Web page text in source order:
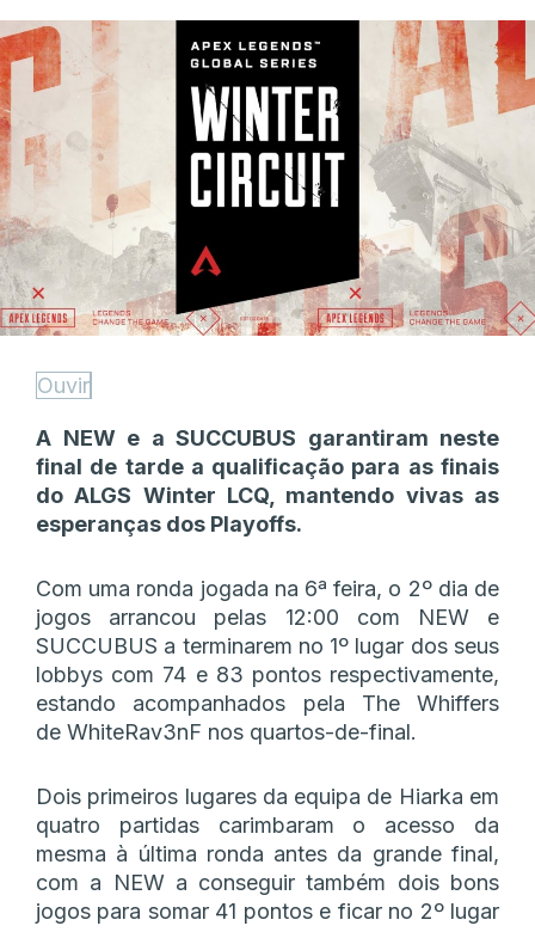
Ouvir
A NEW e a SUCCUBUS garantiram neste
final de tarde a qualificação para as finais
do ALGS Winter LCQ, mantendo vivas as
esperanças dos Playoffs.
Com uma ronda jogada na 6ª feira, o 2º dia de
jogos arrancou pelas 12:00 com NEW e
SUCCUBUS a terminarem no 1º lugar dos seus
lobbys com 74 e 83 pontos respectivamente,
estando acompanhados pela The Whiffers
de WhiteRav3nF nos quartos-de-final.
Dois primeiros lugares da equipa de Hiarka em
quatro partidas carimbaram o acesso da
mesma à última ronda antes da grande final,
com a NEW a conseguir também dois bons
jogos para somar 41 pontos e ficar no 2º lugar